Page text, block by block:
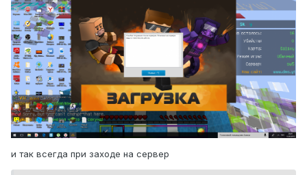
и так всегда при заходе на сервер